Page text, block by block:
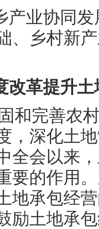
产业协同
、乡村新
改革提升
和完善农
，深化土
全会以来
要的作用
地承包经
励土地承